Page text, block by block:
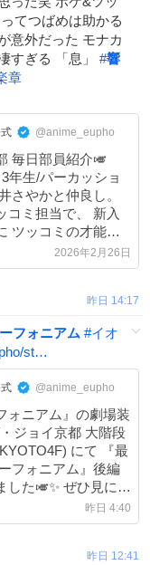
てつばめは助かる
意外だった モナカ
すぎる 「息」 #響
章
@anime_eupho
毎日部員紹介🎺
3年生/パーカッショ
コミ担当で、 新入
ツッコミの才能を
2026年2月26日
昨日 14:17
フォニアム #イオ
st…
@anime_eupho
ォニアム』の劇場装
にて 『最
フォニアム』後編
ぜひ見にき
11日劇場公開🎬
昨日 4:40
昨日 12:41